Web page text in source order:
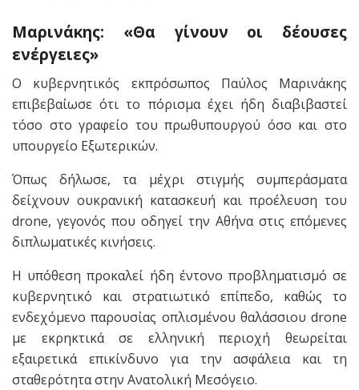
Μαρινάκης: «Θα γίνουν οι δέουσες
ενέργειες»
Ο κυβερνητικός εκπρόσωπος Παύλος Μαρινάκης
επιβεβαίωσε ότι το πόρισμα έχει ήδη διαβιβαστεί
τόσο στο γραφείο του πρωθυπουργού όσο και στο
υπουργείο Εξωτερικών.
Όπως δήλωσε, τα μέχρι στιγμής συμπεράσματα
δείχνουν ουκρανική κατασκευή και προέλευση του
drone, γεγονός που οδηγεί την Αθήνα στις επόμενες
διπλωματικές κινήσεις.
Η υπόθεση προκαλεί ήδη έντονο προβληματισμό σε
κυβερνητικό και στρατιωτικό επίπεδο, καθώς το
ενδεχόμενο παρουσίας οπλισμένου θαλάσσιου drone
με εκρηκτικά σε ελληνική περιοχή θεωρείται
εξαιρετικά επικίνδυνο για την ασφάλεια και τη
σταθερότητα στην Ανατολική Μεσόγειο.